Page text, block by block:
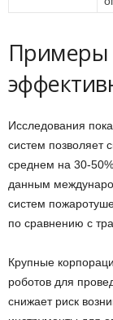
Примеры
Исследования
систем позволяет
среднем на 30-
данным
систем
по сравнению с
Крупные
роботов для
снижает риск